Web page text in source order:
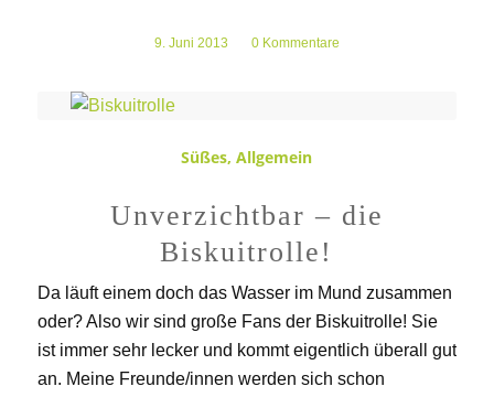
9. Juni 2013
/ 0 Kommentare
Süßes,Allgemein
Unverzichtbar – die
Biskuitrolle!
Da läuft einem doch das Wasser im Mund zusammen
oder? Also wir sind große Fans der Biskuitrolle! Sie
ist immer sehr lecker und kommt eigentlich überall gut
an. Meine Freunde/innen werden sich schon